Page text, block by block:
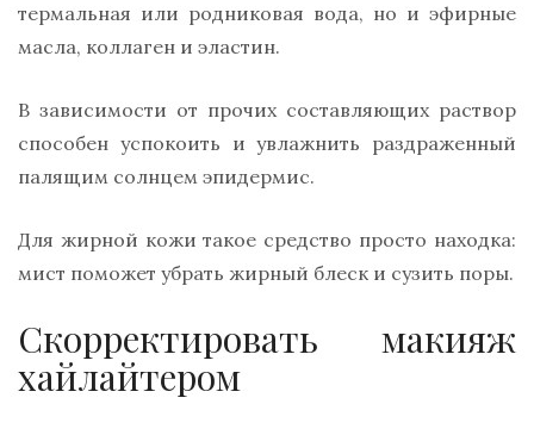
термальная или родниковая вода, но и эфирные
масла, коллаген и эластин.
В зависимости от прочих составляющих раствор
способен успокоить и увлажнить раздраженный
палящим солнцем эпидермис.
Для жирной кожи такое средство просто находка:
мист поможет убрать жирный блеск и сузить поры.
Скорректировать макияж
хайлайтером